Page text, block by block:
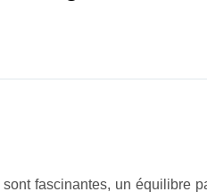
fascinantes, un équilibre